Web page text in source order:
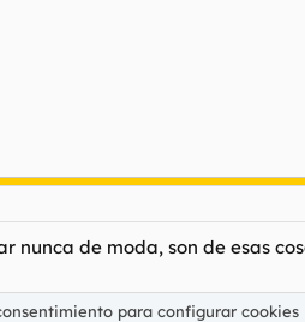
nunca de moda, son de esas
para configurar cookies